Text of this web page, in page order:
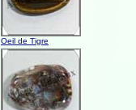
Oeil de Tigre